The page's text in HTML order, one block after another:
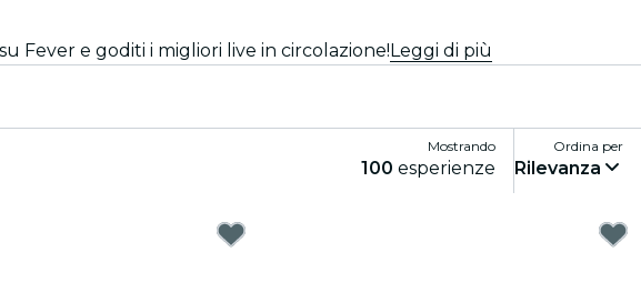
Fever e goditi i migliori live in circolazione!Leggi di più
Mostrando
100 esperienze
Ordina per
Rilevanza